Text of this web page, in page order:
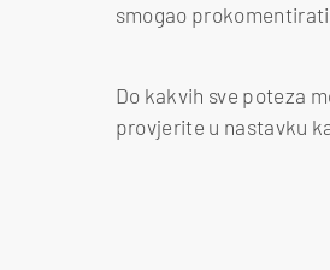
smogao
Do kakvih sve poteza
provjerite u nastavku